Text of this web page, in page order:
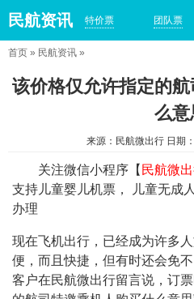
民航资讯 特价票 团队票
首页 » 民航资讯 »
该价格仅允许指定的
么意
来源：民航微出行 日期
关注微信小程序【 民航微
支持儿童婴儿机票， 儿童无成
办理
现在飞机出行，已经成为许多
便，而且快捷，但有时还会免
客户在民航微出行留言说，订